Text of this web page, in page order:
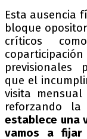
Esta ausencia
bloque
críticos
previsionales
que el
visita
reforzando
establece una
vamos a fijar